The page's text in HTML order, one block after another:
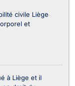
civile Liège
et
à Liège et il